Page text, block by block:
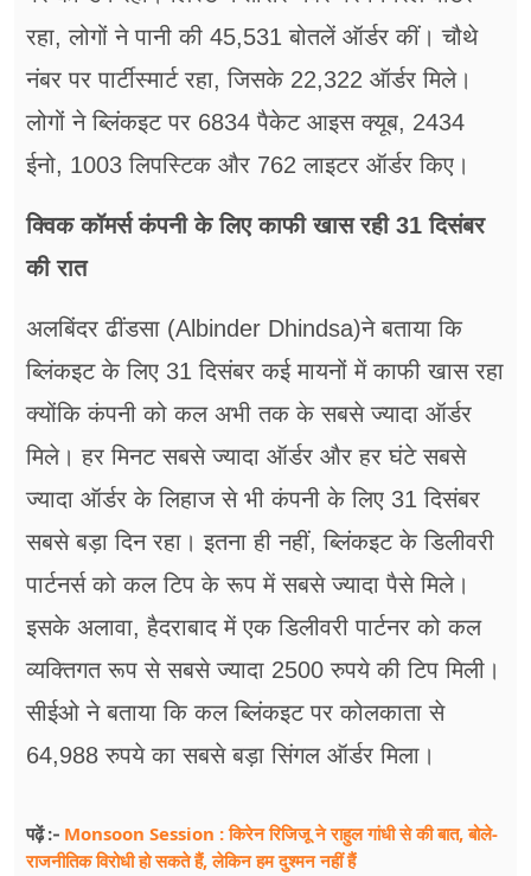
रहा, लोगों ने पानी की 45,531 बोतलें ऑर्डर कीं। चौथे
नंबर पर पार्टीस्मार्ट रहा, जिसके 22,322 ऑर्डर मिले।
लोगों ने ब्लिंकइट पर 6834 पैकेट आइस क्यूब, 2434
ईनो, 1003 लिपस्टिक और 762 लाइटर ऑर्डर किए।
क्विक कॉमर्स कंपनी के लिए काफी खास रही 31 दिसंबर
की रात
अलबिंदर ढींडसा (Albinder Dhindsa)ने बताया कि
ब्लिंकइट के लिए 31 दिसंबर कई मायनों में काफी खास रहा
क्योंकि कंपनी को कल अभी तक के सबसे ज्यादा ऑर्डर
मिले। हर मिनट सबसे ज्यादा ऑर्डर और हर घंटे सबसे
ज्यादा ऑर्डर के लिहाज से भी कंपनी के लिए 31 दिसंबर
सबसे बड़ा दिन रहा। इतना ही नहीं, ब्लिंकइट के डिलीवरी
पार्टनर्स को कल टिप के रूप में सबसे ज्यादा पैसे मिले।
इसके अलावा, हैदराबाद में एक डिलीवरी पार्टनर को कल
व्यक्तिगत रूप से सबसे ज्यादा 2500 रुपये की टिप मिली।
सीईओ ने बताया कि कल ब्लिंकइट पर कोलकाता से
64,988 रुपये का सबसे बड़ा सिंगल ऑर्डर मिला।
पढ़ें :- Monsoon Session : किरेन रिजिजू ने राहुल गांधी से की बात, बोले-
राजनीतिक विरोधी हो सकते हैं, लेकिन हम दुश्मन नहीं हैं